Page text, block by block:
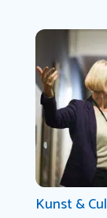
Kunst &